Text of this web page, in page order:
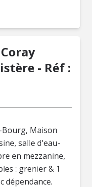
- Réf :
Bourg, Maison
salle d'eau-
en mezzanine,
: grenier & 1